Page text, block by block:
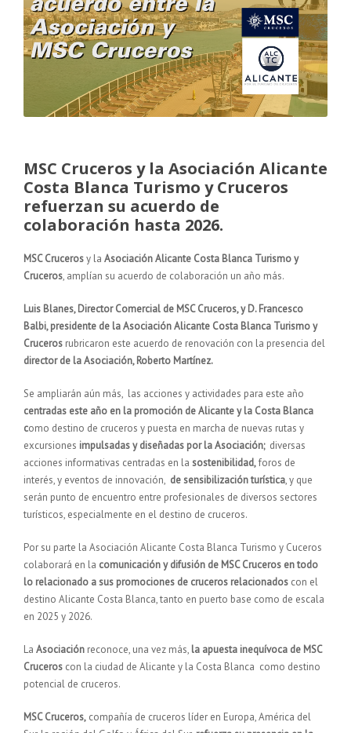
MSC Cruceros y la Asociación Alicante
Costa Blanca Turismo y Cruceros
refuerzan su acuerdo de
colaboración hasta 2026.
MSC Crucerosy la Asociación Alicante Costa Blanca Turismo y
Cruceros, amplían su acuerdo de colaboración un año más.
Luis Blanes, Director Comercial de MSC Cruceros, y D. Francesco
Balbi, presidente de la Asociación Alicante Costa Blanca Turismo y
Cruceros rubricaron este acuerdo de renovación con la presencia del
director de la Asociación, Roberto Martínez.
Se ampliarán aún más, las acciones y actividades para este año
centradas este año en la promoción de Alicante y la Costa Blanca
como destino de cruceros y puesta en marcha de nuevas rutas y
excursiones impulsadas y diseñadas por la Asociación;diversas
acciones informativas centradas en la sostenibilidad,foros de
interés, y eventos de innovación, de sensibilización turística, y que
serán punto de encuentro entre profesionales de diversos sectores
turísticos, especialmente en el destino de cruceros.
Por su parte la Asociación Alicante Costa Blanca Turismo y Cuceros
colaborará en la comunicación y difusión de MSC Cruceros en todo
lo relacionado a sus promociones de cruceros relacionados con el
destino Alicante Costa Blanca, tanto en puerto base como de escala
en 2025 y 2026.
La Asociación reconoce, una vez más, la apuesta inequívoca de MSC
Cruceros con la ciudad de Alicante y la Costa Blanca como destino
potencial de cruceros.
MSC Cruceros, compañía de cruceros líder en Europa, América del